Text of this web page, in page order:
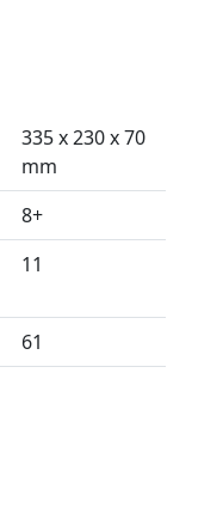
335 x 230 x 70
mm
8+
11
61